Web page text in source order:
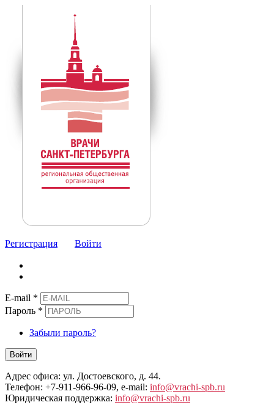
Регистрация Войти
E-mail *
Пароль *
Забыли пароль?
Войти
Адрес офиса: ул. Достоевского, д. 44.
Телефон: +7-911-966-96-09, e-mail: info@vrachi-spb.ru
Юридическая поддержка: info@vrachi-spb.ru